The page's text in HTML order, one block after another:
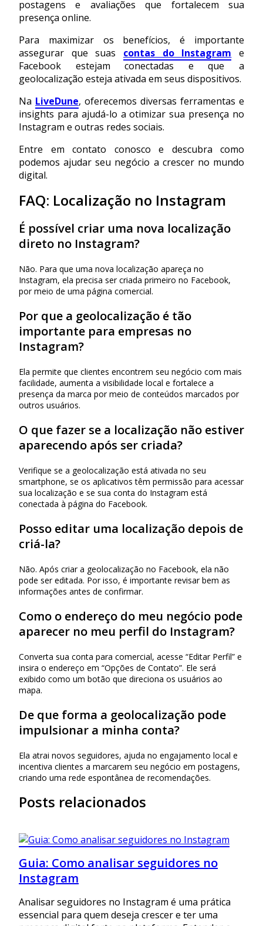
postagens e avaliações que fortalecem sua
presença online.
Para maximizar os benefícios, é importante
assegurar que suas contas do Instagram e
Facebook estejam conectadas e que a
geolocalização esteja ativada em seus dispositivos.
Na LiveDune, oferecemos diversas ferramentas e
insights para ajudá-lo a otimizar sua presença no
Instagram e outras redes sociais.
Entre em contato conosco e descubra como
podemos ajudar seu negócio a crescer no mundo
digital.
FAQ: Localização no Instagram
É possível criar uma nova localização
direto no Instagram?
Não. Para que uma nova localização apareça no
Instagram, ela precisa ser criada primeiro no Facebook,
por meio de uma página comercial.
Por que a geolocalização é tão
importante para empresas no
Instagram?
Ela permite que clientes encontrem seu negócio com mais
facilidade, aumenta a visibilidade local e fortalece a
presença da marca por meio de conteúdos marcados por
outros usuários.
O que fazer se a localização não estiver
aparecendo após ser criada?
Verifique se a geolocalização está ativada no seu
smartphone, se os aplicativos têm permissão para acessar
sua localização e se sua conta do Instagram está
conectada à página do Facebook.
Posso editar uma localização depois de
criá-la?
Não. Após criar a geolocalização no Facebook, ela não
pode ser editada. Por isso, é importante revisar bem as
informações antes de confirmar.
Como o endereço do meu negócio pode
aparecer no meu perfil do Instagram?
Converta sua conta para comercial, acesse “Editar Perfil” e
insira o endereço em “Opções de Contato”. Ele será
exibido como um botão que direciona os usuários ao
mapa.
De que forma a geolocalização pode
impulsionar a minha conta?
Ela atrai novos seguidores, ajuda no engajamento local e
incentiva clientes a marcarem seu negócio em postagens,
criando uma rede espontânea de recomendações.
Posts relacionados
Guia: Como analisar seguidores no
Instagram
Analisar seguidores no Instagram é uma prática
essencial para quem deseja crescer e ter uma